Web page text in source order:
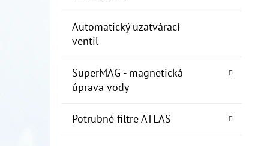
Automatický uzatvárací
ventil
SuperMAG - magnetická
úprava vody
Potrubné filtre ATLAS